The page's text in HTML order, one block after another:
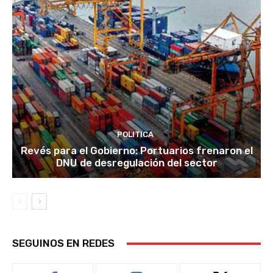
POLITICA
Revés para el Gobierno: Portuarios frenaron el
DNU de desregulación del sector
SEGUINOS EN REDES